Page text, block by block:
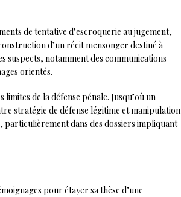
de tentative d’escroquerie au jugement,
d’un récit mensonger destiné à
suspects, notamment des communications
orientés.
de la défense pénale. Jusqu’où un
stratégie de défense légitime et manipulation
dans des dossiers impliquant
pour étayer sa thèse d’une